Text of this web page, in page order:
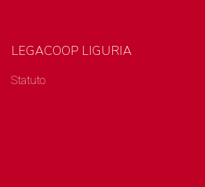
LEGACOOP LIGURIA
Statuto